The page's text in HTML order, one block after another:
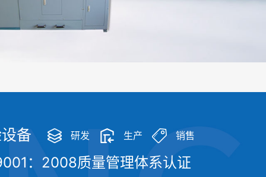
备 研发 生产 销售
：2008质量管理体系认证